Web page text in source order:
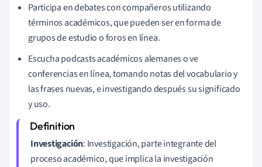
Participa en debates con compañeros utilizando
términos académicos, que pueden ser en forma de
grupos de estudio o foros en línea.
Escucha podcasts académicos alemanes o ve
conferencias en línea, tomando notas del vocabulario y
las frases nuevas, e investigando después su significado
y uso.
Investigación: Investigación, parte integrante del
proceso académico, que implica la investigación